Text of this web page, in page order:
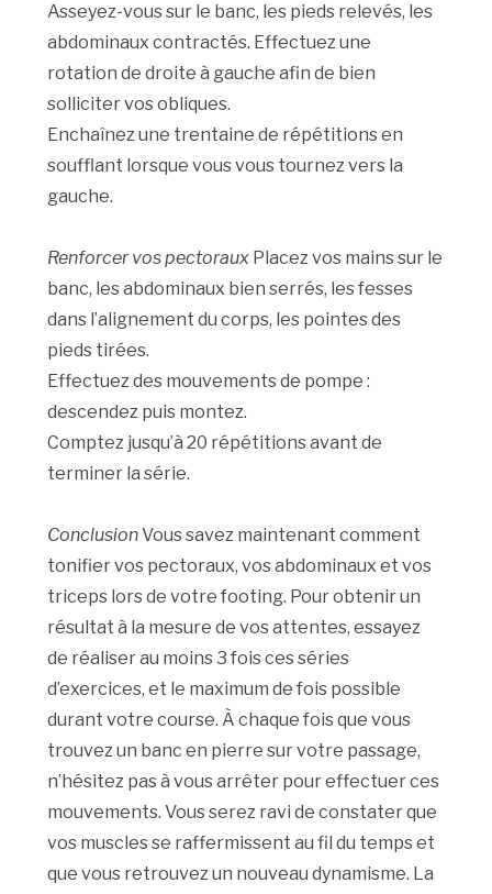
Asseyez-vous sur le banc, les pieds relevés, les
abdominaux contractés. Effectuez une
rotation de droite à gauche afin de bien
solliciter vos obliques.
Enchaînez une trentaine de répétitions en
soufflant lorsque vous vous tournez vers la
gauche.
Renforcer vos pectoraux Placez vos mains sur le
banc, les abdominaux bien serrés, les fesses
dans l’alignement du corps, les pointes des
pieds tirées.
Effectuez des mouvements de pompe :
descendez puis montez.
Comptez jusqu’à 20 répétitions avant de
terminer la série.
ConclusionVous savez maintenant comment
tonifier vos pectoraux, vos abdominaux et vos
triceps lors de votre footing. Pour obtenir un
résultat à la mesure de vos attentes, essayez
de réaliser au moins 3 fois ces séries
d’exercices, et le maximum de fois possible
durant votre course. À chaque fois que vous
trouvez un banc en pierre sur votre passage,
n’hésitez pas à vous arrêter pour effectuer ces
mouvements. Vous serez ravi de constater que
vos muscles se raffermissent au fil du temps et
que vous retrouvez un nouveau dynamisme. La